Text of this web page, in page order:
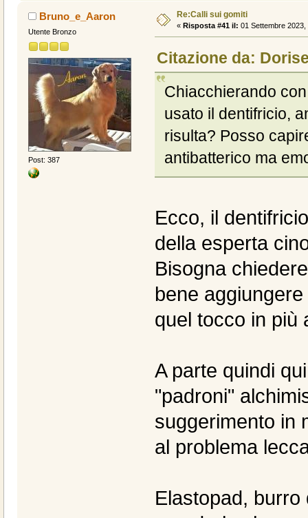
Bruno_e_Aaron
Utente Bronzo
Post: 387
Re:Calli sui gomiti
« Risposta #41 il: 01 Settembre 2023,
Citazione da:
Chiacchierando
usato il dentifricio,
risulta? Posso
antibatterico ma
Ecco, il
della esperta
Bisogna
bene
quel tocco in più
A parte quindi
"padroni"
suggerimento in
al problema
Elastopad,